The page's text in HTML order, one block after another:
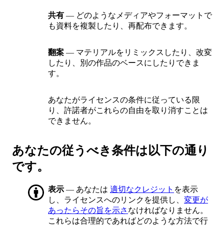
共有 — どのようなメディアやフォーマットで
も資料を複製したり、再配布できます。
翻案 — マテリアルをリミックスしたり、改変
したり、別の作品のベースにしたりできま
す。
あなたがライセンスの条件に従っている限
り、許諾者がこれらの自由を取り消すことは
できません。
あなたの従うべき条件は以下の通り
です。
表示 — あなたは 適切なクレジット を表示
し、ライセンスへのリンクを提供し、 変更が
あったらその旨を示さ なければなりません。
これらは合理的であればどのような方法で行